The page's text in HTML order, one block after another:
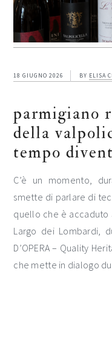
18 GIUGNO 2026 BY ELISA
parmigiano
della
tempo
C’è un momento,
smette di parlare di
quello che è accaduto
Largo dei Lombardi,
D’OPERA – Quality
che mette in dialogo